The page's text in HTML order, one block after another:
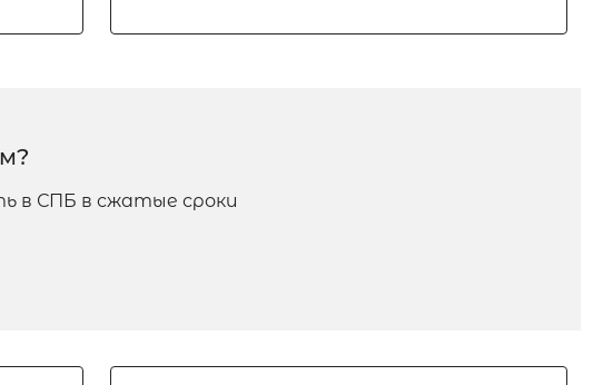
в СПБ в сжатые сроки